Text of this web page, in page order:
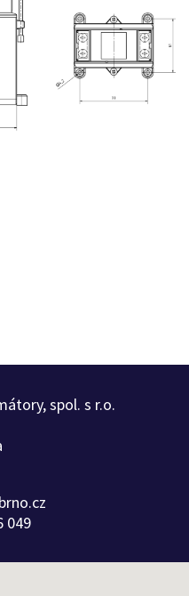
spol. s r.o.
049